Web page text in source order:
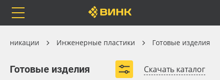
Инженерные пластики Готовые изделия
Готовые изделия Скачать каталог
Инженерные пластики